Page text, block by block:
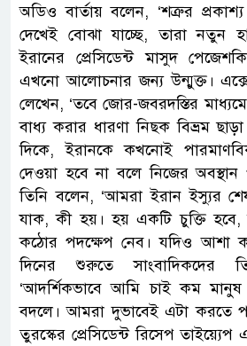
অডিও বার্তায় বলেন, ‘শত্রুর
দেখেই বোঝা যাচ্ছে, তারা নতুন
ইরানের প্রেসিডেন্ট মাসুদ
এখনো আলোচনার জন্য উন্মুক্ত।
লেখেন, ‘তবে জোর-জবরদস্তির
বাধ্য করার ধারণা নিছক বিভ্রম
দিকে, ইরানকে কখনোই
দেওয়া হবে না বলে নিজের অবস্থান
তিনি বলেন, ‘আমরা ইরান ইস্যুর
যাক, কী হয়। হয় একটি চুক্তি
কঠোর পদক্ষেপ নেব। যদিও আশা
দিনের শুরুতে সাংবাদিকদের
‘আদর্শিকভাবে আমি চাই কম
বদলে। আমরা দুভাবেই এটা করতে
তুরস্কের প্রেসিডেন্ট রিসেপ